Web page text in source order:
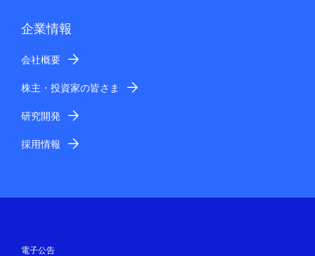
企業情報
会社概要
株主・投資家の皆さま
研究開発
採用情報
電子公告